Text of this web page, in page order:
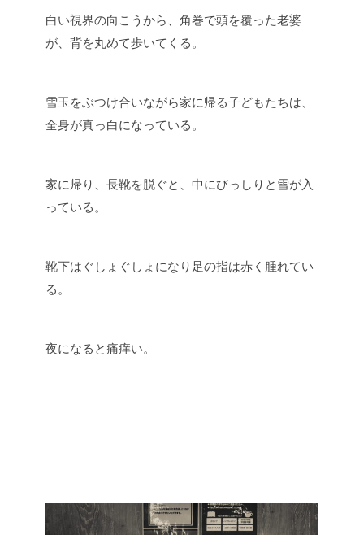
白い視界の向こうから、角巻で頭を覆った老婆
が、背を丸めて歩いてくる。
雪玉をぶつけ合いながら家に帰る子どもたちは、
全身が真っ白になっている。
家に帰り、長靴を脱ぐと、中にびっしりと雪が入
っている。
靴下はぐしょぐしょになり足の指は赤く腫れてい
る。
夜になると痛痒い。